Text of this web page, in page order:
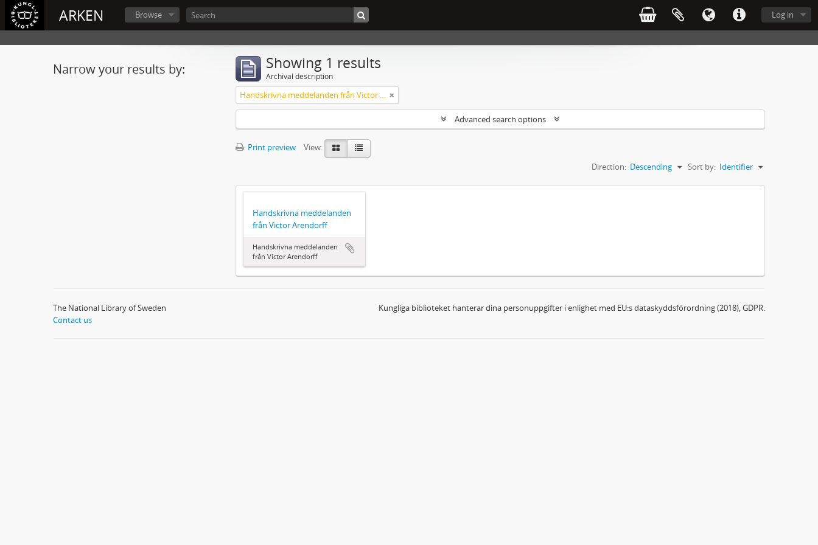
ARKEN Log in
Browse
Narrow your results by: Showing 1 results
Archival description
Handskrivna meddelanden från Victor Arendorff
Advanced search options
Print preview
View:
Sort by: Identifier
Direction: Descending
Handskrivna meddelanden
från Victor Arendorff
Handskrivna meddelanden
från Victor Arendorff
The National Library of Sweden
Contact us
Kungliga biblioteket hanterar dina personuppgifter i enlighet med EU:s dataskyddsförordning (2018), GDPR.